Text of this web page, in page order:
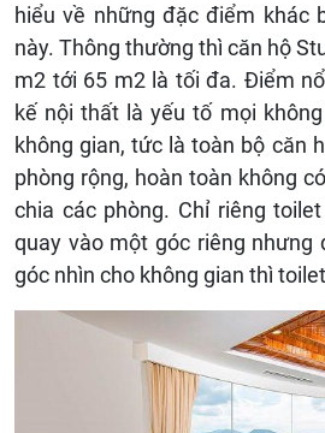
hiểu về những đặc điểm khác
này. Thông thường thì căn hộ
m2 tới 65 m2 là tối đa. Điểm
kế nội thất là yếu tố mọi
không gian, tức là toàn bộ căn
phòng rộng, hoàn toàn không
chia các phòng. Chỉ riêng
quay vào một góc riêng nhưng
góc nhìn cho không gian thì